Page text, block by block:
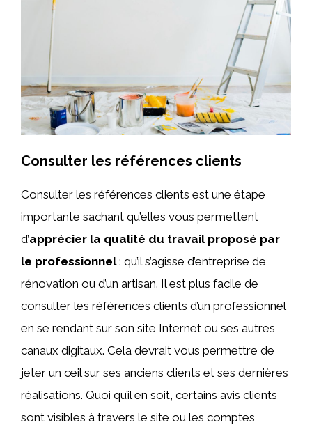
Consulter les références clients
Consulter les références clients est une étape
importante sachant qu’elles vous permettent
d’apprécier la qualité du travail proposé par
le professionnel: qu’il s’agisse d’entreprise de
rénovation ou d’un artisan. Il est plus facile de
consulter les références clients d’un professionnel
en se rendant sur son site Internet ou ses autres
canaux digitaux. Cela devrait vous permettre de
jeter un œil sur ses anciens clients et ses dernières
réalisations. Quoi qu’il en soit, certains avis clients
sont visibles à travers le site ou les comptes